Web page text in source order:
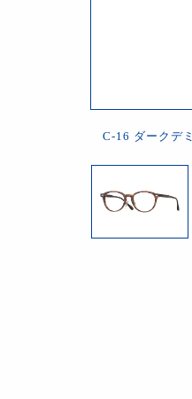
C-16 ダークデミ